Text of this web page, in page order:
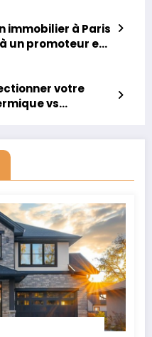
immobilier à Paris
un promoteur est
votre
vs